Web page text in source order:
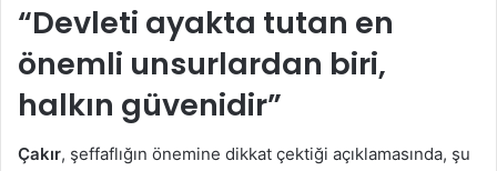
“Devleti ayakta tutan en
önemli unsurlardan biri,
halkın güvenidir”
Çakır, şeffaflığın önemine dikkat çektiği açıklamasında, şu